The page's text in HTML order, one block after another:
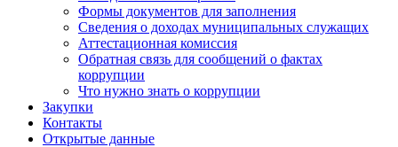
Формы документов для заполнения
Сведения о доходах муниципальных служащих
Аттестационная комиссия
Обратная связь для сообщений о фактах
коррупции
Что нужно знать о коррупции
Закупки
Контакты
Открытые данные